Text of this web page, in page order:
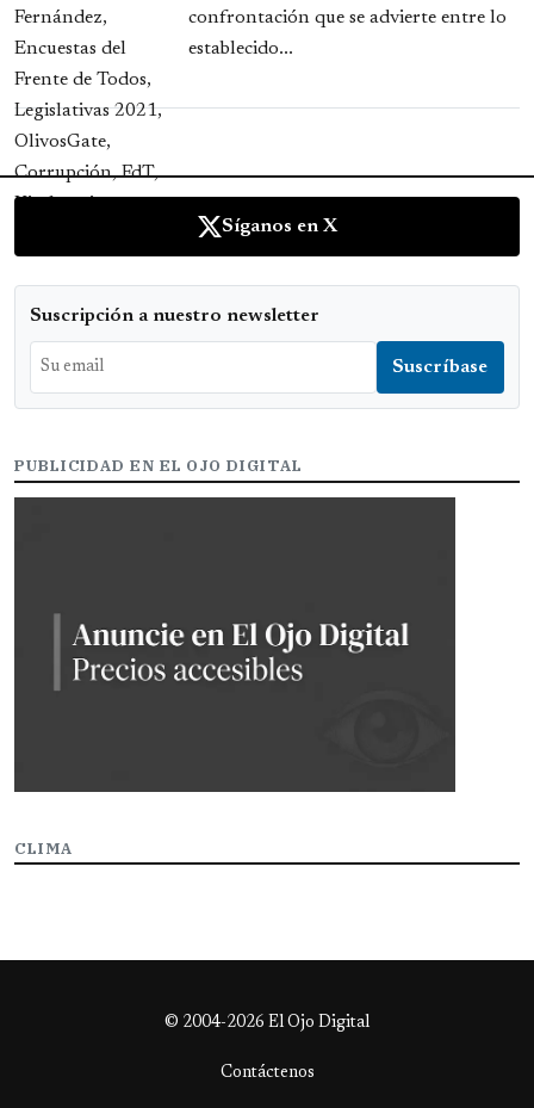
confrontación que se advierte entre lo
establecido...
Síganos en X
Suscripción a nuestro newsletter
PUBLICIDAD EN EL OJO DIGITAL
CLIMA
© 2004-2026 El Ojo Digital
Contáctenos